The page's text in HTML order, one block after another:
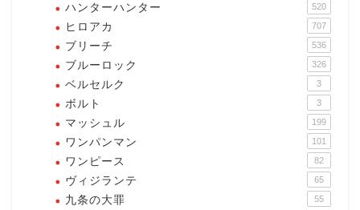
ハンターハンター 520
ヒロアカ 707
ブリーチ 536
ブルーロック 326
ベルセルク 3
ボルト 3
マッシュル 199
ワンパンマン 101
ワンピース 82
ヴィジランテ 65
九条の大罪 55